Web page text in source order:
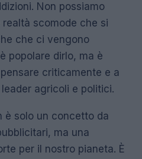
Non possiamo
scomode che si
che ci vengono
popolare dirlo, ma è
criticamente e a
agricoli e politici.
è solo un concetto da
ma una
per il nostro pianeta. È